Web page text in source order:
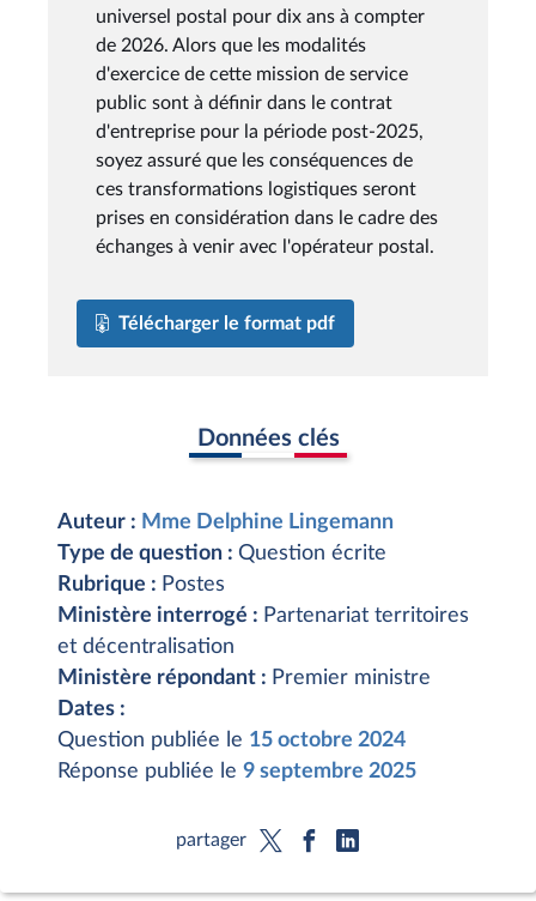
universel postal pour dix ans à compter
de 2026. Alors que les modalités
d'exercice de cette mission de service
public sont à définir dans le contrat
d'entreprise pour la période post-2025,
soyez assuré que les conséquences de
ces transformations logistiques seront
prises en considération dans le cadre des
échanges à venir avec l'opérateur postal.
Télécharger le format pdf
Données clés
Auteur : Mme Delphine Lingemann
Type de question : Question écrite
Rubrique : Postes
Ministère interrogé : Partenariat territoires
et décentralisation
Ministère répondant : Premier ministre
Dates :
Question publiée le 15 octobre 2024
Réponse publiée le 9 septembre 2025
partager